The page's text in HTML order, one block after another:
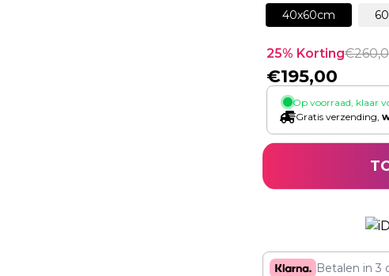
40x60cm
25% Korting€
€195,00
Op voorraad, klaar
Gratis verzending,
Betalen in 3